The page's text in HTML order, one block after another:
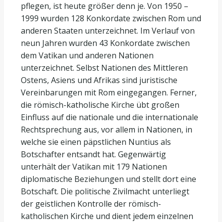
pflegen, ist heute größer denn je. Von 1950 –
1999 wurden 128 Konkordate zwischen Rom und
anderen Staaten unterzeichnet. Im Verlauf von
neun Jahren wurden 43 Konkordate zwischen
dem Vatikan und anderen Nationen
unterzeichnet. Selbst Nationen des Mittleren
Ostens, Asiens und Afrikas sind juristische
Vereinbarungen mit Rom eingegangen. Ferner,
die römisch-katholische Kirche übt großen
Einfluss auf die nationale und die internationale
Rechtsprechung aus, vor allem in Nationen, in
welche sie einen päpstlichen Nuntius als
Botschafter entsandt hat. Gegenwärtig
unterhält der Vatikan mit 179 Nationen
diplomatische Beziehungen und stellt dort eine
Botschaft. Die politische Zivilmacht unterliegt
der geistlichen Kontrolle der römisch-
katholischen Kirche und dient jedem einzelnen